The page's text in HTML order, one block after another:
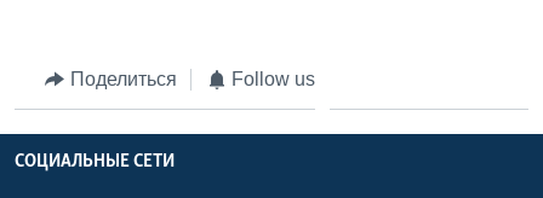
Поделиться Follow us
СОЦИАЛЬНЫЕ СЕТИ